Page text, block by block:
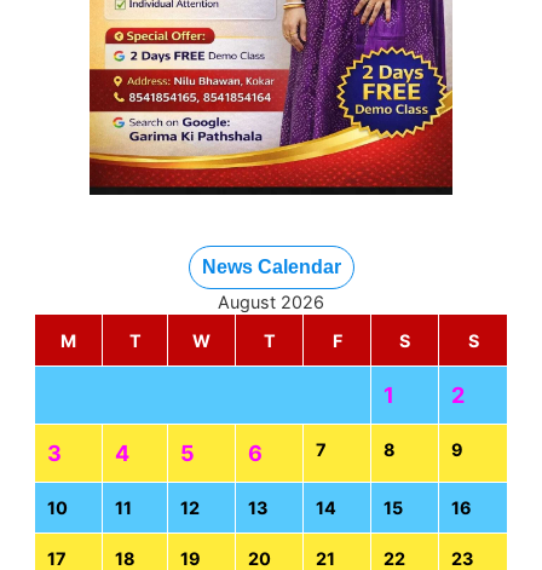
News Calendar
August 2026
M
T W T F S S
1 2
3 4 5 6 7 8 9
10 11 12 13 14 15 16
17 18 19 20 21 22 23